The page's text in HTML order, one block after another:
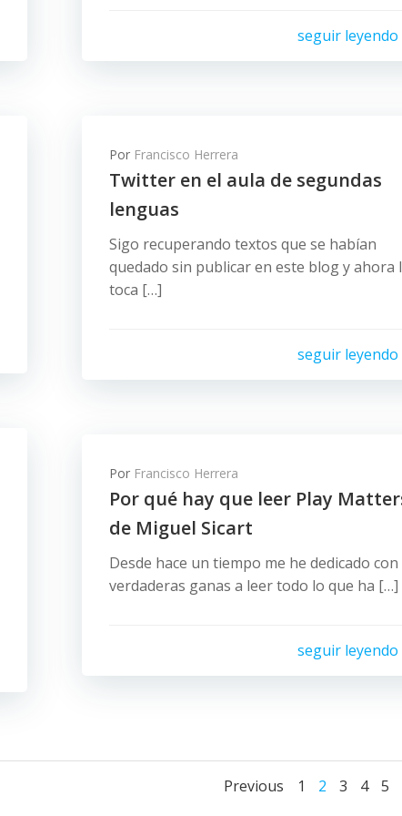
seguir leyendo
Por Francisco Herrera
Twitter en el aula de segundas
lenguas
Sigo recuperando textos que se habían
quedado sin publicar en este blog y ahora
toca […]
seguir leyendo
Por Francisco Herrera
Por qué hay que leer Play
de Miguel Sicart
Desde hace un tiempo me he dedicado con
verdaderas ganas a leer todo lo que ha […]
seguir leyendo
Previous Página
1 Página
2 Página
3 4 5